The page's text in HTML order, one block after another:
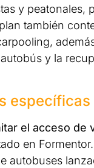
y peatonales,
también
y la
específicas
el acceso de
en
autobuses